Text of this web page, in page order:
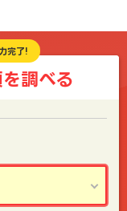
完了!
調べる